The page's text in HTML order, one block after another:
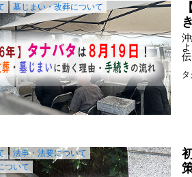
墓じまい・改葬について
タ
法事・法要について
ついて